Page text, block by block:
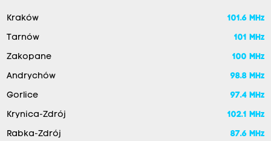
Kraków 101.6 MHz
Tarnów 101 MHz
Zakopane 100 MHz
Andrychów 98.8 MHz
Gorlice 97.4 MHz
Krynica-Zdrój 102.1 MHz
Rabka-Zdrój 87.6 MHz